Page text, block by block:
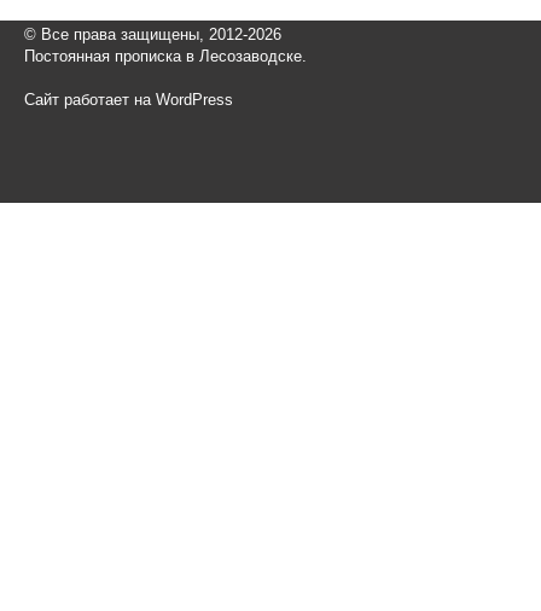
© Все права защищены, 2012-2026
Постоянная прописка в Лесозаводске.
Сайт работает на WordPress